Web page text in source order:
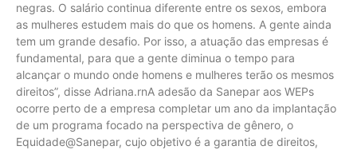
negras. O salário continua diferente entre os sexos, embora
as mulheres estudem mais do que os homens. A gente ainda
tem um grande desafio. Por isso, a atuação das empresas é
fundamental, para que a gente diminua o tempo para
alcançar o mundo onde homens e mulheres terão os mesmos
direitos”, disse Adriana.rnA adesão da Sanepar aos WEPs
ocorre perto de a empresa completar um ano da implantação
de um programa focado na perspectiva de gênero, o
Equidade@Sanepar, cujo objetivo é a garantia de direitos,